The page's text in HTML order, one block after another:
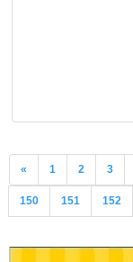
« 1 2 3
150 151 152